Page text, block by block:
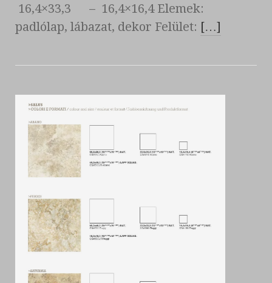
16,4×33,3 – 16,4×16,4 Elemek:
padlólap, lábazat, dekor Felület: […]